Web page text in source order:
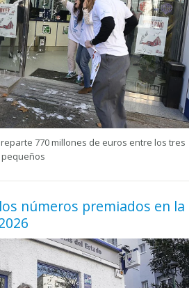
770 millones de euros entre los tres
números premiados en la